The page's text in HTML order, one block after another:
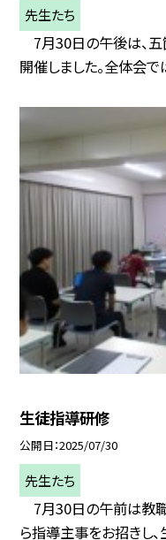
先生たち
7月30日の午後は、
開催しました。全体会で
生徒指導研修
公開日 2025/07/30
先生たち
7月30日の午前は教
ら指導主事をお招きし、